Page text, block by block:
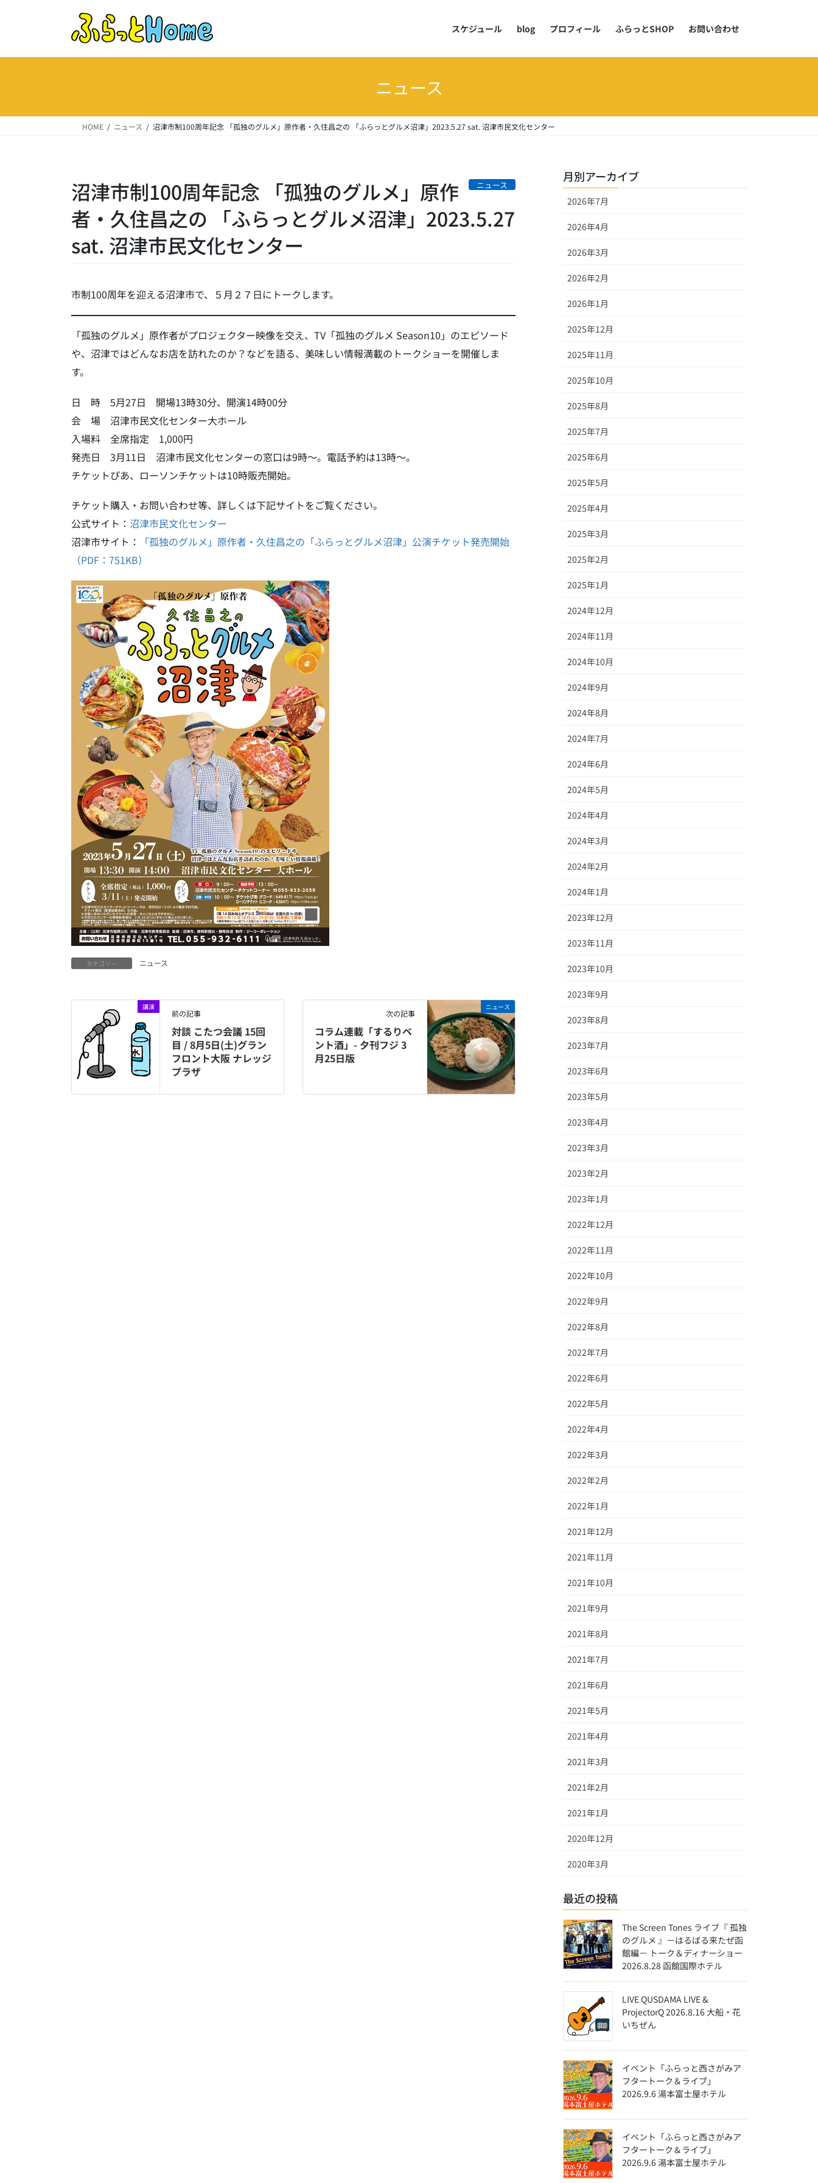
スケジュール blog プロフィール ふらっとSHOP お問い合わせ
ニュース
HOME ニュース 沼津市制100周年記念 「孤独のグルメ」原作者・久住昌之の 「ふらっとグルメ沼津」2023.5.27 sat. 沼津市民文化センター
ニュース
沼津市制100周年記念 「孤独のグルメ」原作
者・久住昌之の 「ふらっとグルメ沼津」2023.5.27
sat. 沼津市民文化センター
市制100周年を迎える沼津市で、５月２７日にトークします。
「孤独のグルメ」原作者がプロジェクター映像を交え、TV「孤独のグルメ Season10」のエピソード
や、沼津ではどんなお店を訪れたのか？などを語る、美味しい情報満載のトークショーを開催しま
す。
日 時 5月27日 開場13時30分、開演14時00分
会 場 沼津市民文化センター大ホール
入場料 全席指定 1,000円
発売日 3月11日 沼津市民文化センターの窓口は9時〜。電話予約は13時〜。
チケットぴあ、ローソンチケットは10時販売開始。
チケット購入・お問い合わせ等、詳しくは下記サイトをご覧ください。
公式サイト： 沼津市民文化センター
沼津市サイト：
「孤独のグルメ」原作者・久住昌之の「ふらっとグルメ沼津」公演チケット発売開始
（PDF：751KB）
カテゴリー ニュース
講演
前の記事
対談 こたつ会議 15回
目 / 8月5日(土)グラン
フロント大阪 ナレッジ
プラザ
ニュース
次の記事
コラム連載「するりベ
ント酒」- 夕刊フジ 3
月25日版
月別アーカイブ
2026年7月
2026年4月
2026年3月
2026年2月
2026年1月
2025年12月
2025年11月
2025年10月
2025年8月
2025年7月
2025年6月
2025年5月
2025年4月
2025年3月
2025年2月
2025年1月
2024年12月
2024年11月
2024年10月
2024年9月
2024年8月
2024年7月
2024年6月
2024年5月
2024年4月
2024年3月
2024年2月
2024年1月
2023年12月
2023年11月
2023年10月
2023年9月
2023年8月
2023年7月
2023年6月
2023年5月
2023年4月
2023年3月
2023年2月
2023年1月
2022年12月
2022年11月
2022年10月
2022年9月
2022年8月
2022年7月
2022年6月
2022年5月
2022年4月
2022年3月
2022年2月
2022年1月
2021年12月
2021年11月
2021年10月
2021年9月
2021年8月
2021年7月
2021年6月
2021年5月
2021年4月
2021年3月
2021年2月
2021年1月
2020年12月
2020年3月
最近の投稿
The Screen Tones ライブ『 孤独
のグルメ 』－はるばる来たぜ函
館編－ トーク＆ディナーショー
2026.8.28 函館国際ホテル
LIVE QUSDAMA LIVE &
ProjectorQ 2026.8.16 大船・花
いちぜん
イベント「ふらっと西さがみア
フタートーク＆ライブ」
2026.9.6 湯本富士屋ホテル
イベント「ふらっと西さがみア
フタートーク＆ライブ」
2026.9.6 湯本富士屋ホテル